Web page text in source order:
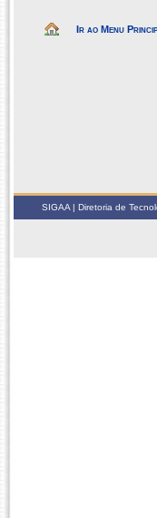
Ir ao Menu
SIGAA | Diretoria de